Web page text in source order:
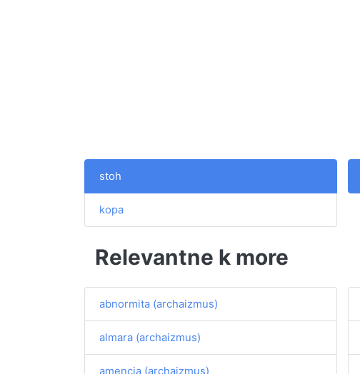
stoh
kopa
Relevantne k more
abnormita (archaizmus)
almara (archaizmus)
amencia (archaizmus)